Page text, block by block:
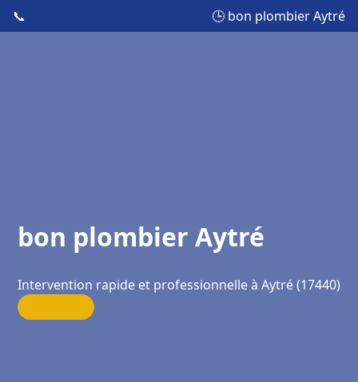
📞 🕒 bon plombier Aytré
bon plombier Aytré
Intervention rapide et professionnelle à Aytré (17440)